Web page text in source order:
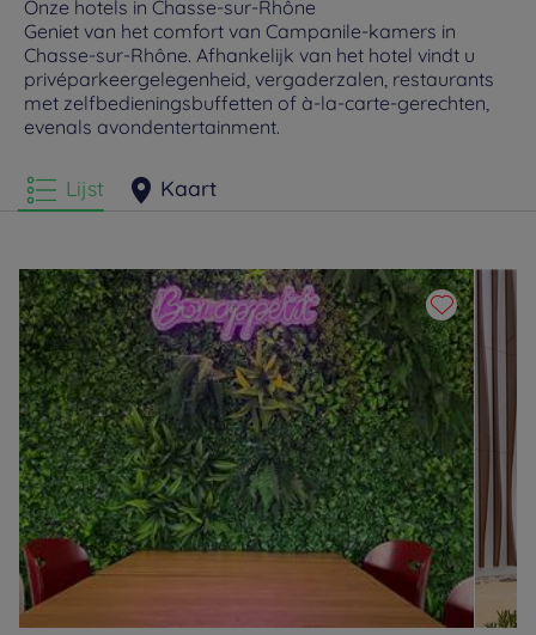
Onze hotels in Chasse-sur-Rhône
Geniet van het comfort van Campanile-kamers in
Chasse-sur-Rhône. Afhankelijk van het hotel vindt u
privéparkeergelegenheid, vergaderzalen, restaurants
met zelfbedieningsbuffetten of à-la-carte-gerechten,
evenals avondentertainment.
Lijst Kaart